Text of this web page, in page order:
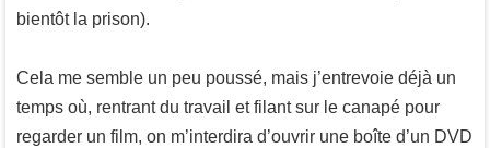
bientôt la prison).
Cela me semble un peu poussé, mais j’entrevoie déjà un
temps où, rentrant du travail et filant sur le canapé pour
regarder un film, on m’interdira d’ouvrir une boîte d’un DVD